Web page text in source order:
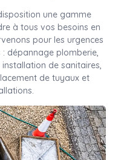
une gamme
à tous vos besoins en
pour les urgences
dépannage plomberie,
de sanitaires,
de tuyaux et